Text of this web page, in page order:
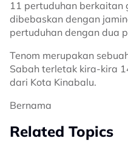
11 pertuduhan berkaitan
dibebaskan dengan
pertuduhan dengan dua
Tenom merupakan
Sabah terletak kira-kira
dari Kota Kinabalu.
Bernama
Related Topics